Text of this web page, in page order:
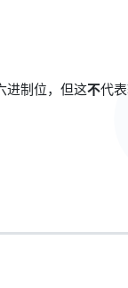
进制位，但这不代